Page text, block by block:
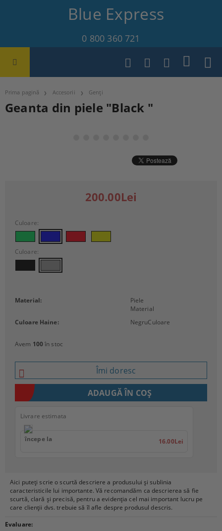
Blue Express
0 800 360 721
Prima pagină Accesorii Genți
Geanta din piele "Black "
Aici puteți scrie o scurtă descriere a produsului și sublinia
caracteristicile lui importante. Vă recomandăm ca descrierea să fie
scurtă, clară și precisă, pentru a evidenția cel mai important lucru pe
care clienții dvs. trebuie să îl afle despre produsul descris.
Evaluare:
200.00Lei
Culoare:
Culoare:
Material:
Piele
Material
Culoare Haine:
NegruCuloare
Avem 100în stoc
Îmi doresc
Livrare estimata
începe la 16.00Lei